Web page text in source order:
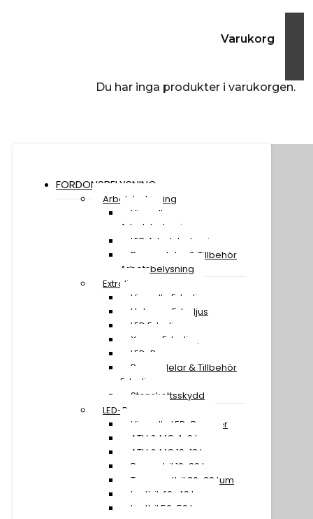
Varukorg
Du har inga produkter i varukorgen.
FORDONSBELYSNING
Arbetsbelysning
Visa all
Arbetsbelysning
LED Arbetsbelysning
Reservdelar & Tillbehör
Arbetsbelysning
Extraljus
Visa alla Extraljus
Halogen Extraljus
LED Extraljus
Xenon Extraljus
LED-Ramper
Reservdelar & Tillbehör
Extraljus
Stenskottsskydd
LED-Ramper
Visa alla LED-Ramper
ATV & MC 4-9 tum
ATV & MC 10-18 tum
Personbil 19-29 tum
Transportbil 30-39 tum
Lastbil 40-49 tum
Lastbil 50-59 tum